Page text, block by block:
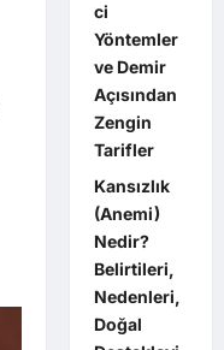
ci
Yöntemler
ve Demir
Açısından
Zengin
Tarifler
Kansızlık
(Anemi)
Nedir?
Belirtileri,
Nedenleri,
Doğal